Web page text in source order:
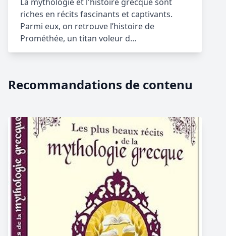
riches en récits fascinants et captivants.
Parmi eux, on retrouve l’histoire de
Prométhée, un titan voleur d…
Recommandations de contenu